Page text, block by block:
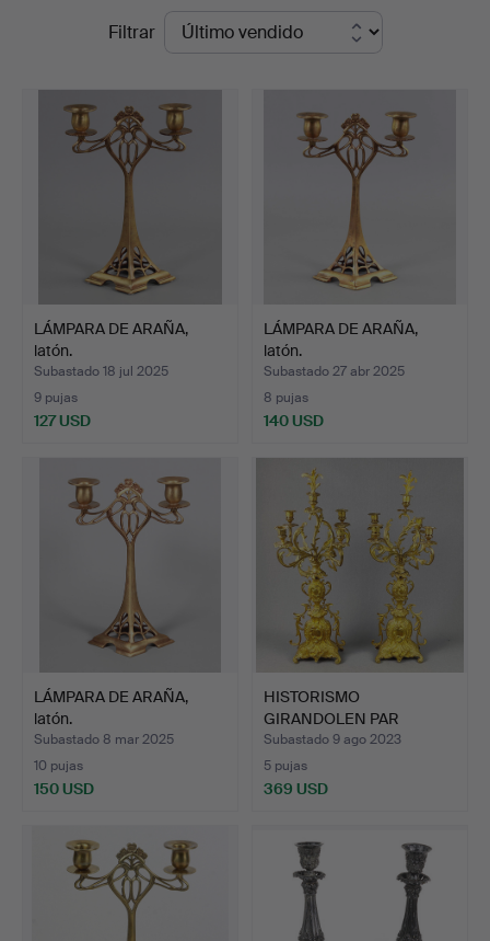
remate
Filtrar
LÁMPARA DE ARAÑA,
latón.
Subastado 18 jul 2025
9 pujas
127 USD
LÁMPARA DE ARAÑA,
latón.
Subastado 27 abr 2025
8 pujas
140 USD
LÁMPARA DE ARAÑA,
latón.
Subastado 8 mar 2025
10 pujas
150 USD
HISTORISMO
GIRANDOLEN PAR
ALREDEDOR DE 188…
Subastado 9 ago 2023
5 pujas
369 USD